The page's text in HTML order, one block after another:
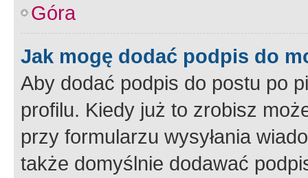
Góra
Jak mogę dodać podpis do
Aby dodać podpis do postu po
profilu. Kiedy już to zrobisz
przy formularzu wysyłania
także domyślnie dodawać